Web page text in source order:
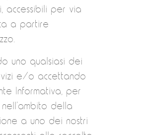
accessibili per via
a partire
uno qualsiasi dei
e/o accettando
Informativa, per
della
a uno dei nostri